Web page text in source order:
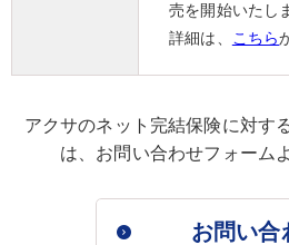
売を開始いたし
詳細は、
こちら
アクサのネット完結保険に対す
は、 お問い合わせフォーム
お問い合